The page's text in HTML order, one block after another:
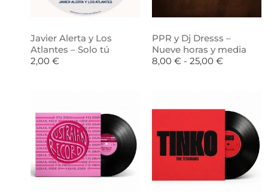
Javier Alerta y Los
Atlantes – Solo tú
2,00 €
PPR y Dj Dresss –
Nueve horas y media
8,00 € - 25,00 €